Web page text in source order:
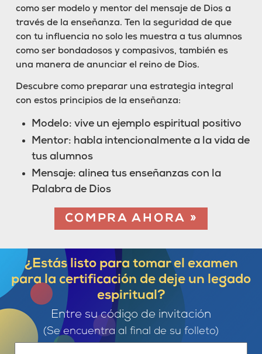
como ser modelo y mentor del mensaje de Dios a
través de la enseñanza. Ten la seguridad de que
con tu influencia no solo les muestra a tus alumnos
como ser bondadosos y compasivos, también es
una manera de anunciar el reino de Dios.
Descubre como preparar una estrategia integral
con estos principios de la enseñanza:
Modelo: vive un ejemplo espiritual positivo
Mentor: habla intencionalmente a la vida de
tus alumnos
Mensaje: alinea tus enseñanzas con la
Palabra de Dios
COMPRA AHORA »
¿Estás listo para tomar el examen
para la certificación de deje un legado
espiritual?
Entre su código de invitación
(Se encuentra al final de su folleto)